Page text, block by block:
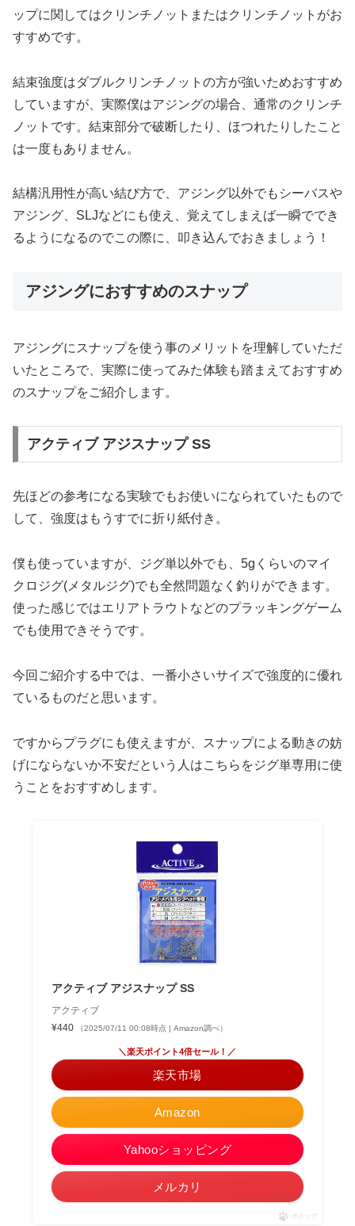
ップに関してはクリンチノットまたはクリンチノットがお
すすめです。
結束強度はダブルクリンチノットの方が強いためおすすめ
していますが、実際僕はアジングの場合、通常のクリンチ
ノットです。結束部分で破断したり、ほつれたりしたこと
は一度もありません。
結構汎用性が高い結び方で、アジング以外でもシーバスや
アジング、SLJなどにも使え、覚えてしまえば一瞬ででき
るようになるのでこの際に、叩き込んでおきましょう！
アジングにおすすめのスナップ
アジングにスナップを使う事のメリットを理解していただ
いたところで、実際に使ってみた体験も踏まえておすすめ
のスナップをご紹介します。
アクティブ アジスナップ SS
先ほどの参考になる実験でもお使いになられていたもので
して、強度はもうすでに折り紙付き。
僕も使っていますが、ジグ単以外でも、5gくらいのマイ
クロジグ(メタルジグ)でも全然問題なく釣りができます。
使った感じではエリアトラウトなどのプラッキングゲーム
でも使用できそうです。
今回ご紹介する中では、一番小さいサイズで強度的に優れ
ているものだと思います。
ですからプラグにも使えますが、スナップによる動きの妨
げにならないか不安だという人はこちらをジグ単専用に使
うことをおすすめします。
アクティブ アジスナップ SS
アクティブ
¥440
（2025/07/11 00:08時点 | Amazon調べ）
Amazon
＼楽天ポイント4倍セール！／
楽天市場
Yahooショッピング
メルカリ
ポチップ